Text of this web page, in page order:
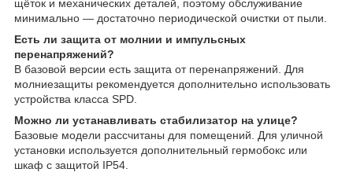
щёток и механических деталей, поэтому обслуживание
минимально — достаточно периодической очистки от пыли.
Есть ли защита от молнии и импульсных
перенапряжений?
В базовой версии есть защита от перенапряжений. Для
молниезащиты рекомендуется дополнительно использовать
устройства класса SPD.
Можно ли устанавливать стабилизатор на улице?
Базовые модели рассчитаны для помещений. Для уличной
установки используется дополнительный гермобокс или
шкаф с защитой IP54.